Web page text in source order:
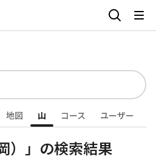
地図 山 コース ユーザー
）」の検索結果